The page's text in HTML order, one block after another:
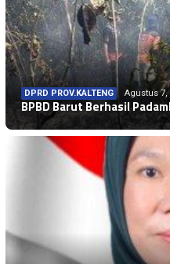
DPRD PROV.KALTENG Agustus 7,
BPBD Barut Berhasil